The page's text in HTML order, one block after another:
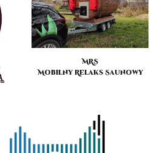
MRS
Mobilny Relaks Saunowy